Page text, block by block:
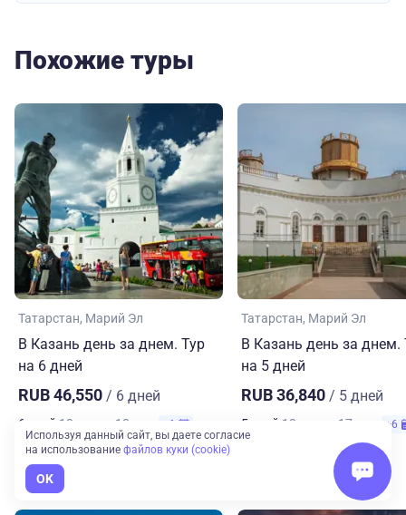
Похожие туры
Татарстан Марий Эл
В Казань день за днем. Тур
на 6 дней
RUB 46,550 / 6 дней
6 дней 13 авг. — 18 авг. +6
Татарстан Марий Эл
В Казань день за днем.
на 5 дней
RUB 36,840 / 5 дней
5 дней 13 авг. — 17 авг.
+6
Используя данный сайт, вы даете согласие
на использование файлов куки (cookie)
OK